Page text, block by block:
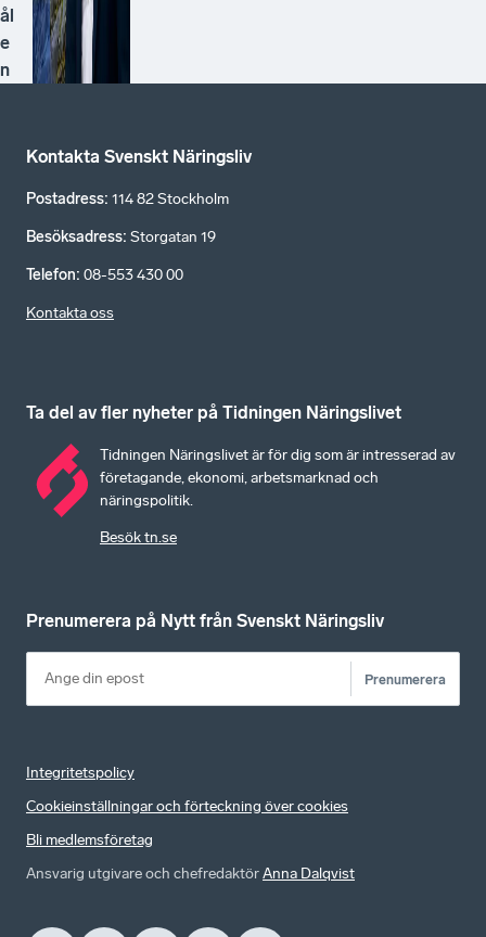
ål
e
n
Kontakta Svenskt Näringsliv
Postadress: 114 82 Stockholm
Besöksadress: Storgatan 19
Telefon: 08-553 430 00
Kontakta oss
Ta del av fler nyheter på Tidningen Näringslivet
Tidningen Näringslivet är för dig som är intresserad av
företagande, ekonomi, arbetsmarknad och
näringspolitik.
Besök tn.se
Prenumerera på Nytt från Svenskt Näringsliv
Prenumerera
Integritetspolicy
Cookieinställningar och förteckning över cookies
Bli medlemsföretag
Ansvarig utgivare och chefredaktörAnna Dalqvist